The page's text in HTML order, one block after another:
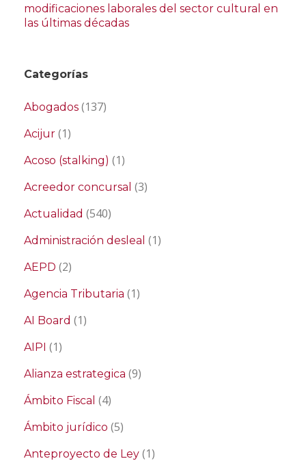
modificaciones laborales del sector cultural en
las últimas décadas
Categorías
Abogados (137)
Acijur (1)
Acoso (stalking) (1)
Acreedor concursal (3)
Actualidad (540)
Administración desleal (1)
AEPD (2)
Agencia Tributaria (1)
AI Board (1)
AIPI (1)
Alianza estrategica (9)
Ámbito Fiscal (4)
Ámbito jurídico (5)
Anteproyecto de Ley (1)